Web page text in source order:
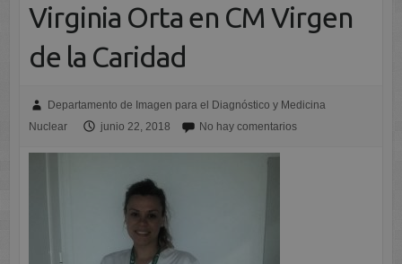
Virginia Orta en CM Virgen
de la Caridad
Departamento de Imagen para el Diagnóstico y Medicina
Nuclear
junio 22, 2018 No hay comentarios